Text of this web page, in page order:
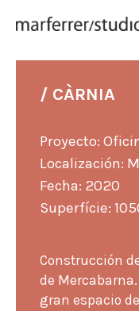
/ CÀRNIA
Proyecto:
Localización:
Fecha: 2020
Superfície:
Construcción
de
gran espacio